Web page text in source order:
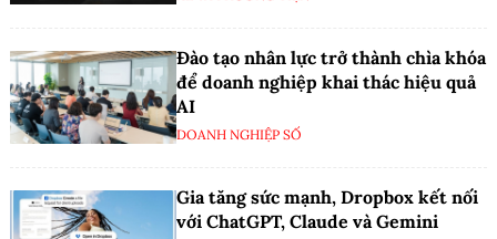
Đào tạo nhân lực trở thành chìa khóa
để doanh nghiệp khai thác hiệu quả
AI
DOANH NGHIỆP SỐ
Gia tăng sức mạnh, Dropbox kết nối
với ChatGPT, Claude và Gemini